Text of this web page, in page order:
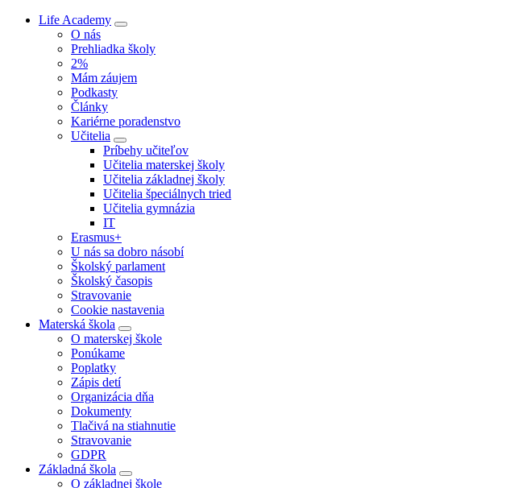
Life Academy
O nás
Prehliadka školy
2%
Mám záujem
Podkasty
Články
Kariérne poradenstvo
Učitelia
Príbehy učiteľov
Učitelia materskej školy
Učitelia základnej školy
Učitelia špeciálnych tried
Učitelia gymnázia
IT
Erasmus+
U nás sa dobro násobí
Školský parlament
Školský časopis
Stravovanie
Cookie nastavenia
Materská škola
O materskej škole
Ponúkame
Poplatky
Zápis detí
Organizácia dňa
Dokumenty
Tlačivá na stiahnutie
Stravovanie
GDPR
Základná škola
O základnej škole